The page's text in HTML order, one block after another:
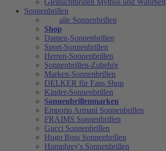
Gleitsichtbrillen Mythos und Wahrheit
Sonnenbrillen
alle Sonnenbrillen
Shop
Damen-Sonnenbrillen
Sport-Sonnenbrillen
Herren-Sonnenbrillen
Sonnenbrillen-Zubehör
Marken-Sonnenbrillen
DELKER für Fans Shop
Kinder-Sonnenbrillen
Sonnenbrillenmarken
Emporio Armani Sonnenbrillen
FRAIMS Sonnenbrillen
Gucci Sonnenbrillen
Hugo Boss Sonnenbrillen
Humphrey's Sonnenbrillen